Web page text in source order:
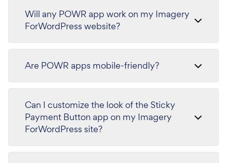
Will any POWR app work on my Imagery
ForWordPress website?
Are POWR apps mobile-friendly?
Can I customize the look of the Sticky
Payment Button app on my Imagery
ForWordPress site?